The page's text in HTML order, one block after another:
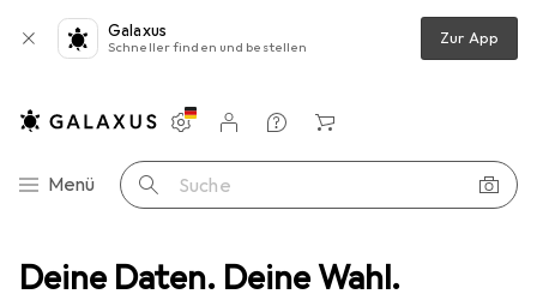
Deine Daten. Deine Wahl.
Galaxus
Schneller finden und bestellen Zur App
Navigation nach Kategorien
Menü Suche
Einstellungen
Kundenkonto
Vergleichslisten
Merklisten
Warenkorb
Zubehör Eurolite Smoke Fluid -B2D- Basic Nebelfluid 25l